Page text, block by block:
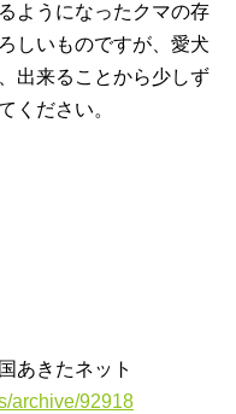
ようになったクマの存
しいものですが、愛犬
出来ることから少しず
ください。
あきたネット
archive/92918